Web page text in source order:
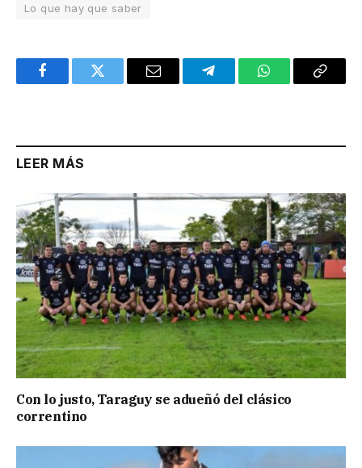
Lo que hay que saber
FacebookTwitter Email TelegramWhatsAppCopy
LEER MÁS
Con lo justo, Taraguy se adueñó del clásico
correntino